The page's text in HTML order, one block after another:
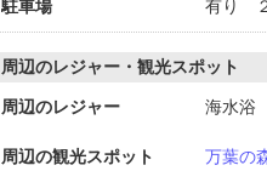
駐車場 有り
周辺のレジャー・観光スポット
周辺のレジャー 海水
周辺の観光スポット 万葉の